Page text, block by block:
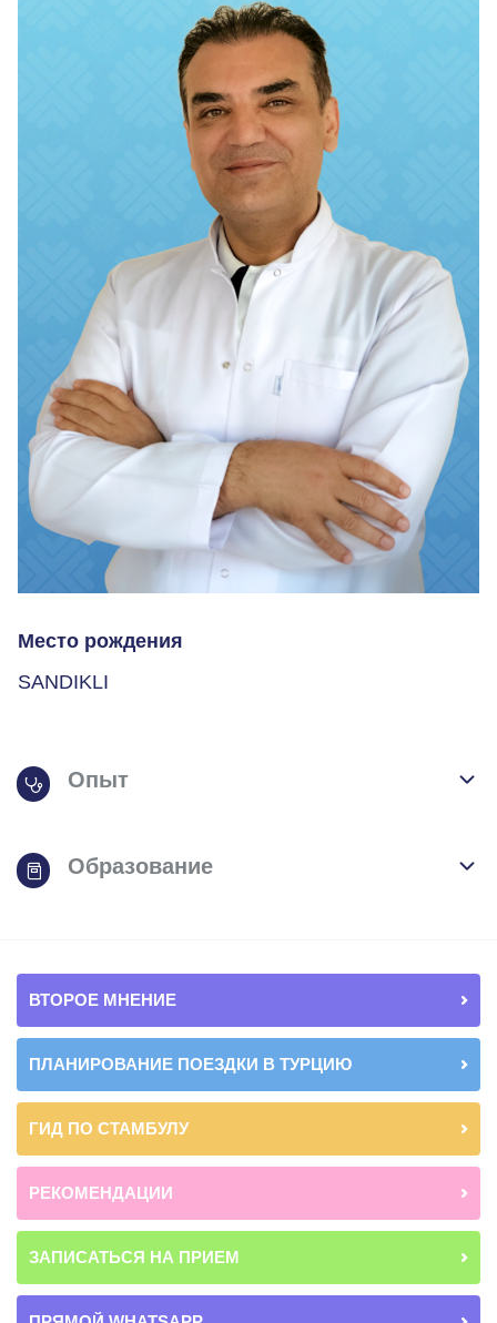
Место рождения
SANDIKLI
Опыт
Образование
ВТОРОЕ МНЕНИЕ
ПЛАНИРОВАНИЕ ПОЕЗДКИ В ТУРЦИЮ
ГИД ПО СТАМБУЛУ
РЕКОМЕНДАЦИИ
ЗАПИСАТЬСЯ НА ПРИЕМ